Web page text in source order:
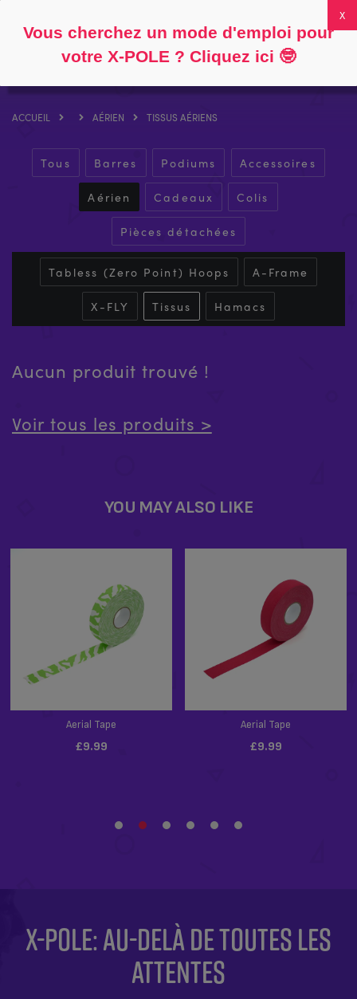
0
ACCUEIL AÉRIEN TISSUS AÉRIENS
Tous Barres Podiums Accessoires
Aérien Cadeaux Colis
Pièces détachées
Tabless (Zero Point) Hoops A-Frame
X-FLY Tissus Hamacs
Aucun produit trouvé !
Voir tous les produits >
X-POLE: AU-DELÀ DE TOUTES LES
ATTENTES
Vous cherchez un mode d'emploi pour
votre X-POLE ? Cliquez ici 🤓